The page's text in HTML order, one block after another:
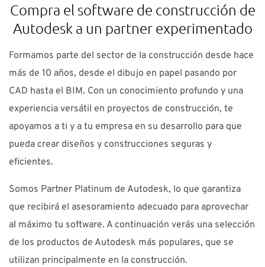
France Ireland Ísland Italia Nederland
Norge
Compra el software de construcción de
Autodesk a un partner experimentado
Formamos parte del sector de la construcción desde hace
más de 10 años, desde el dibujo en papel pasando por
CAD hasta el BIM. Con un conocimiento profundo y una
experiencia versátil en proyectos de construcción, te
apoyamos a ti y a tu empresa en su desarrollo para que
pueda crear diseños y construcciones seguras y
eficientes.
Somos Partner Platinum de Autodesk, lo que garantiza
que recibirá el asesoramiento adecuado para aprovechar
al máximo tu software. A continuación verás una selección
de los productos de Autodesk más populares, que se
utilizan principalmente en la construcción.